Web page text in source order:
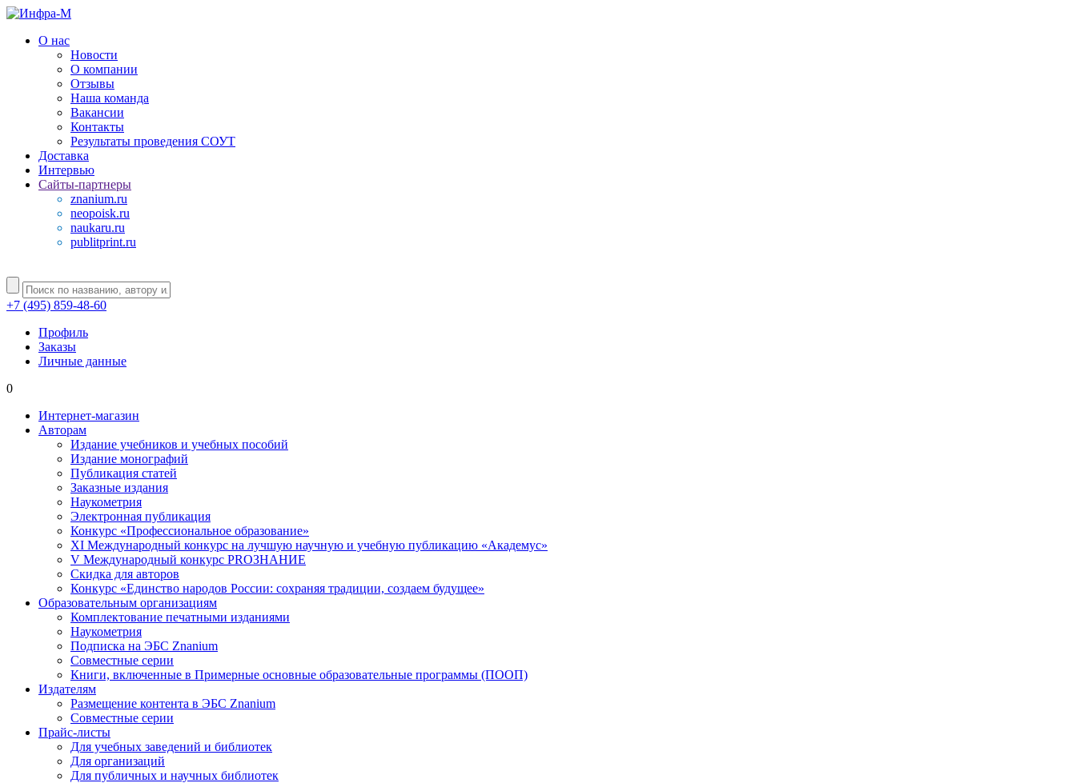
О нас
Новости
О компании
Отзывы
Наша команда
Вакансии
Контакты
Результаты проведения СОУТ
Доставка
Интервью
Сайты-партнеры
znanium.ru
neopoisk.ru
naukaru.ru
publitprint.ru
+7 (495) 859-48-60
Профиль
Заказы
Личные данные
0
Интернет-магазин
Авторам
Издание учебников и учебных пособий
Издание монографий
Публикация статей
Заказные издания
Наукометрия
Электронная публикация
Конкурс «Профессиональное образование»
XI Международный конкурс на лучшую научную и учебную публикацию «Академус»
V Международный конкурс PROЗНАНИЕ
Скидка для авторов
Конкурс «Единство народов России: сохраняя традиции, создаем будущее»
Образовательным организациям
Комплектование печатными изданиями
Наукометрия
Подписка на ЭБС Znanium
Совместные серии
Книги, включенные в Примерные основные образовательные программы (ПООП)
Издателям
Размещение контента в ЭБС Znanium
Совместные серии
Прайс-листы
Для учебных заведений и библиотек
Для организаций
Для публичных и научных библиотек